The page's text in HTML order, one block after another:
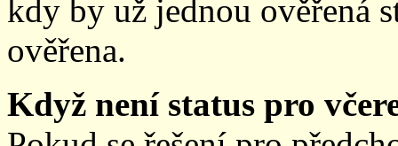
kdy by už jednou ověřená
ověřena.
Když není status pro